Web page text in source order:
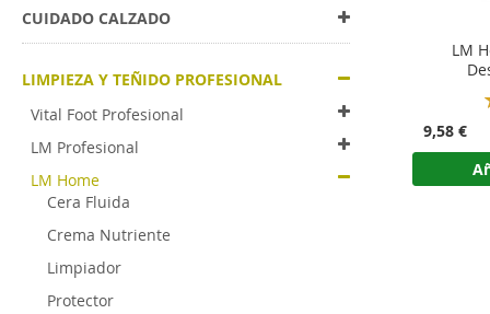
LM
9,58 €
CUIDADO CALZADO
LIMPIEZA Y TEÑIDO PROFESIONAL
Vital Foot Profesional
LM Profesional
LM Home
Cera Fluida
Crema Nutriente
Limpiador
Protector